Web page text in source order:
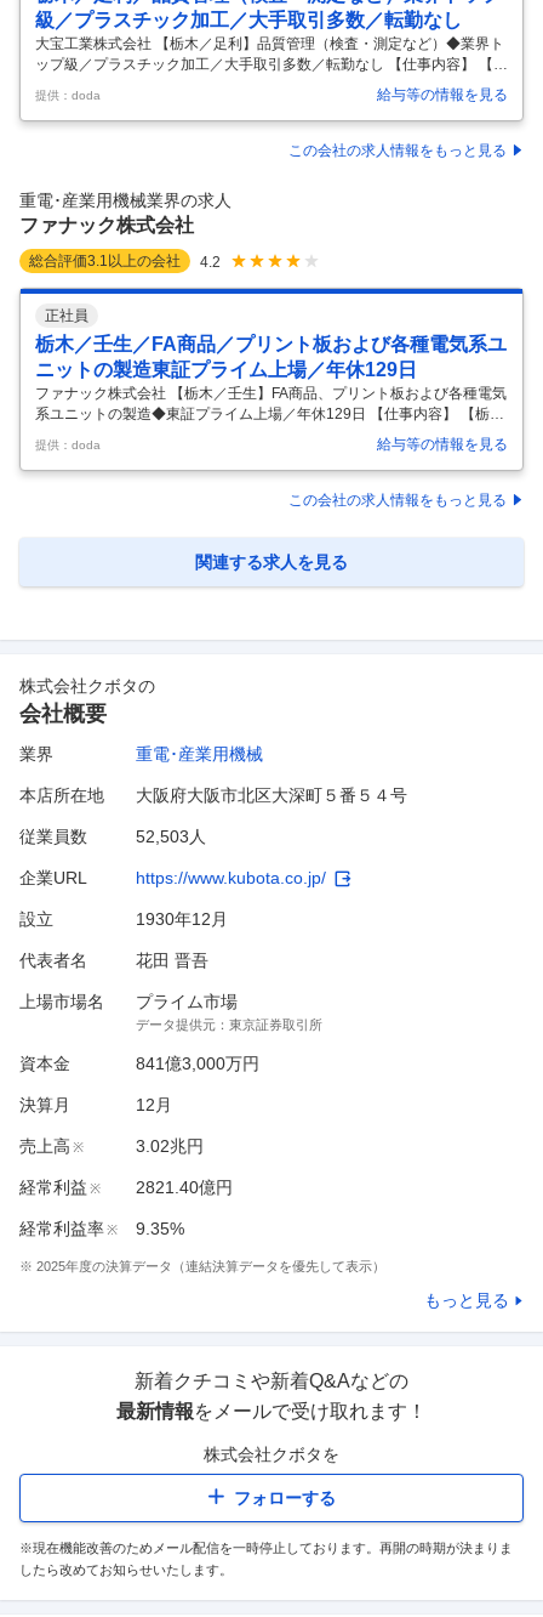
級／プラスチック加工／大手取引多数／転勤なし
大宝工業株式会社 【栃木／足利】品質管理（検査・測定など）◆業界ト
ップ級／プラスチック加工／大手取引多数／転勤なし 【仕事内容】 【栃
木／足利】品質管理（検査・測定など）◆業界トップ級／プラスチック
加工／大手取引多数／転勤なし 【具体的な仕事内容】 ～業界トップクラ
スのプラスチック加工メーカー／選べるキャリア（転勤なしも、海外挑
戦もOK）／年間休日120日／フラットな社風～ ■業務内容： 品質管理ス
しながら、約3ヶ月～1年かけてじっくりと先輩社員のフォローのもと独
り立ちを目指します。基本業務から覚えていき、作業員への指導・管理
な…
提供：doda 給与等の情報を見る
この会社の求人情報をもっと見る
重電･産業用機械業界の求人
ファナック株式会社
総合評価3.1 以上の会社 4.2
正社員
栃木／壬生／FA商品／プリント板および各種電気系ユ
ニットの製造東証プライム上場／年休129日
ファナック株式会社 【栃木／壬生】FA商品、プリント板および各種電気
系ユニットの製造◆東証プライム上場／年休129日 【仕事内容】 【栃木
／壬生】FA商品、プリント板および各種電気系ユニットの製造◆東証プ
ライム上場／年休129日 【具体的な仕事内容】 【世界中の製造現場に革
新と安心をお届け／東証プライム上場／教育体制自社製品】 ■業務内
容： 下記業務の中からご経験・適性に応じて、いずれかの業務をご担当
ラ）、プリント板（SMT等）および各種電気系ユニットの製造 ・電気・
電子機器のリペア ・上記生産プロセスにおける生産性改善や改善
提供：doda 給与等の情報を見る
この会社の求人情報をもっと見る
関連する求人を見る
株式会社クボタの
会社概要
業界 重電･産業用機械
本店所在地 大阪府大阪市北区大深町５番５４号
従業員数 52,503人
企業URL https://www.kubota.co.jp/
設立 1930年12月
代表者名 花田 晋吾
上場市場名 プライム市場
データ提供元： 東京証券取引所
資本金 841億3,000万円
決算月 12 月
売上高 ※ 3.02兆円
経常利益 ※ 2821.40億円
経常利益率※ 9.35%
※ 2025年度の決算データ（連結決算データを優先して表示）
もっと見る
新着クチコミや新着Q&Aなどの
最新情報をメールで受け取れます！
株式会社クボタを
フォローする
※現在機能改善のためメール配信を一時停止しております。再開の時期が決まりま
したら改めてお知らせいたします。